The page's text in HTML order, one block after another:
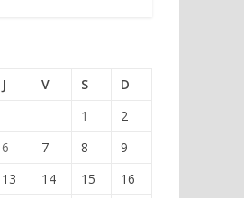
J V S
D
1
2
6 7 8
9
13 14 15
16